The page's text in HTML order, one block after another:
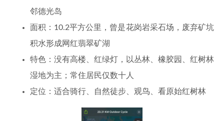
邻德光岛
面积：10.2平方公里，曾是花岗岩采石场，废弃矿坑
积水形成网红翡翠矿湖
特色：没有高楼、红绿灯，以丛林、橡胶园、红树林
湿地为主；常住居民仅数十人
定位：适合骑行、自然徒步、观鸟、看原始红树林